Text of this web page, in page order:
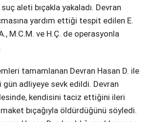
suç aleti bıçakla yakaladı. Devran
yardım ettiği tespit edilen E.
M.C.M. ve H.Ç. de operasyonla
tamamlanan Devran Hasan D. ile
gün adliyeye sevk edildi. Devran
kendisini taciz ettiğini ileri
maket bıçağıyla öldürdüğünü söyledi.